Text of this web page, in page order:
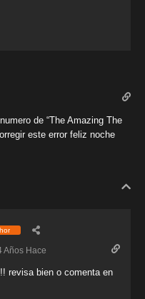
de “The Amazing The
este error feliz noche
Años Hace
revisa bien o comenta en